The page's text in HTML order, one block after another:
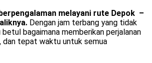
melayani rute Depok –
Dengan jam terbang yang tidak
bagaimana memberikan perjalanan
dan tepat waktu untuk semua